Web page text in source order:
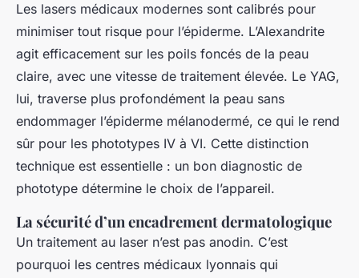
Les lasers médicaux modernes sont calibrés pour
minimiser tout risque pour l’épiderme. L’Alexandrite
agit efficacement sur les poils foncés de la peau
claire, avec une vitesse de traitement élevée. Le YAG,
lui, traverse plus profondément la peau sans
endommager l’épiderme mélanodermé, ce qui le rend
sûr pour les phototypes IV à VI. Cette distinction
technique est essentielle : un bon diagnostic de
phototype détermine le choix de l’appareil.
La sécurité d’un encadrement dermatologique
Un traitement au laser n’est pas anodin. C’est
pourquoi les centres médicaux lyonnais qui